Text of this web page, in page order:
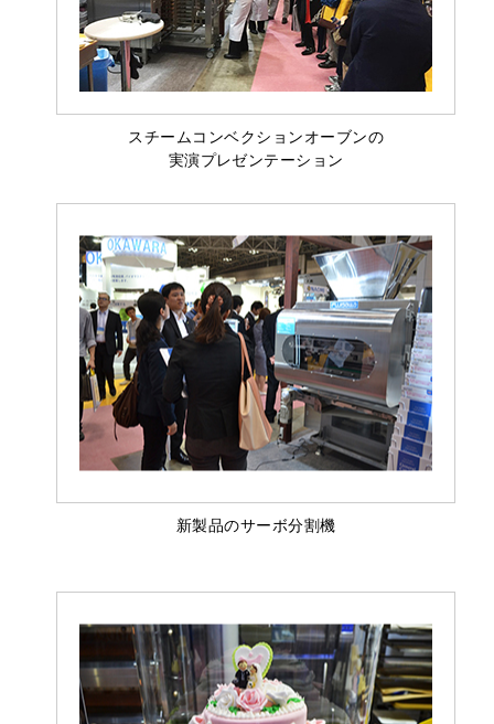
スチームコンベクションオーブンの
実演プレゼンテーション
新製品のサーボ分割機